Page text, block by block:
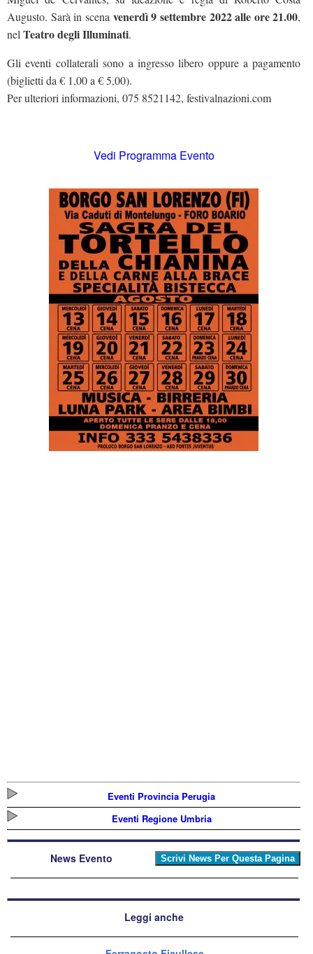
Augusto. Sarà in scena venerdì 9 settembre 2022 alle ore 21.00,
nelTeatro degli Illuminati.
Gli eventi collaterali sono a ingresso libero oppure a pagamento
(biglietti da € 1,00 a € 5,00).
Per ulteriori informazioni, 075 8521142, festivalnazioni.com
Vedi Programma Evento
Eventi Provincia Perugia
Eventi Regione Umbria
News Evento
Leggi anche